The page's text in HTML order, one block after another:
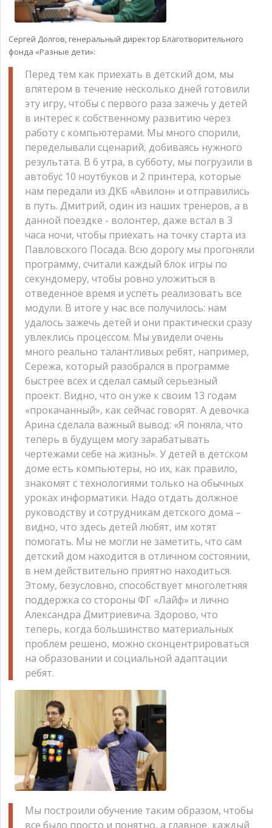
Сергей Долгов, генеральный директор Благотворительного
фонда «Разные дети»:
Перед тем как приехать в детский дом, мы
впятером в течение несколько дней готовили
эту игру, чтобы с первого раза зажечь у детей
в интерес к собственному развитию через
работу с компьютерами. Мы много спорили,
переделывали сценарий, добиваясь нужного
результата. В 6 утра, в субботу, мы погрузили в
автобус 10 ноутбуков и 2 принтера, которые
нам передали из ДКБ «Авилон» и отправились
в путь. Дмитрий, один из наших тренеров, а в
данной поездке - волонтер, даже встал в 3
часа ночи, чтобы приехать на точку старта из
Павловского Посада. Всю дорогу мы прогоняли
программу, считали каждый блок игры по
секундомеру, чтобы ровно уложиться в
отведенное время и успеть реализовать все
модули. В итоге у нас все получилось: нам
удалось зажечь детей и они практически сразу
увлеклись процессом. Мы увидели очень
много реально талантливых ребят, например,
Сережа, который разобрался в программе
быстрее всех и сделал самый серьезный
проект. Видно, что он уже к своим 13 годам
«прокачанный», как сейчас говорят. А девочка
Арина сделала важный вывод: «Я поняла, что
теперь в будущем могу зарабатывать
чертежами себе на жизнь!». У детей в детском
доме есть компьютеры, но их, как правило,
знакомят с технологиями только на обычных
уроках информатики. Надо отдать должное
руководству и сотрудникам детского дома –
видно, что здесь детей любят, им хотят
помогать. Мы не могли не заметить, что сам
детский дом находится в отличном состоянии,
в нем действительно приятно находиться.
Этому, безусловно, способствует многолетняя
поддержка со стороны ФГ «Лайф» и лично
Александра Дмитриевича. Здорово, что
теперь, когда большинство материальных
проблем решено, можно сконцентрироваться
на образовании и социальной адаптации
ребят.
Мы построили обучение таким образом, чтобы
все было просто и понятно, а главное, каждый